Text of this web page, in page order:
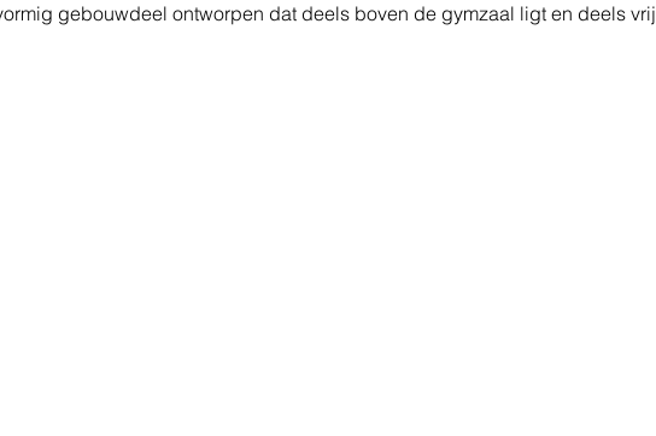
gebouwdeel ontworpen dat deels boven de gymzaal ligt en deels vrij